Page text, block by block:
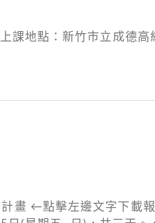
地點：新竹市立成德高
畫 ←點擊左邊文字下載